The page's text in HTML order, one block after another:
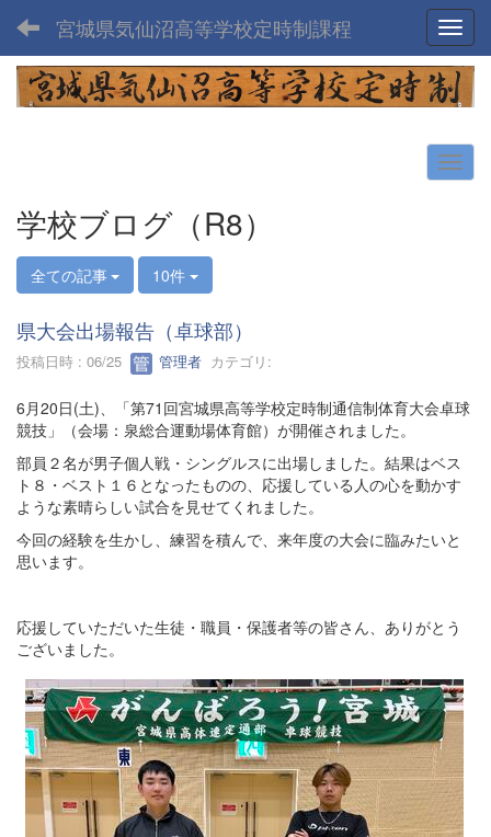
宮城県気仙沼高等学校定時制課程
学校ブログ（R8）
全ての記事 10件
県大会出場報告（卓球部）
投稿日時 : 06/25 管理者 カテゴリ:
6月20日(土)、「第71回宮城県高等学校定時制通信制体育大会卓球
競技」（会場：泉総合運動場体育館）が開催されました。
部員２名が男子個人戦・シングルスに出場しました。結果はベス
ト８・ベスト１６となったものの、応援している人の心を動かす
ような素晴らしい試合を見せてくれました。
今回の経験を生かし、練習を積んで、来年度の大会に臨みたいと
思います。
応援していただいた生徒・職員・保護者等の皆さん、ありがとう
ございました。